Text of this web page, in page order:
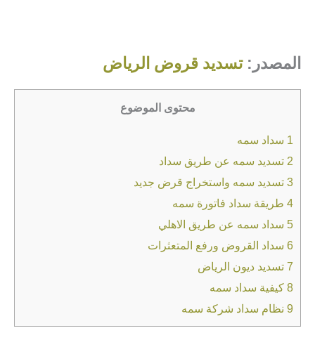
المصدر:تسديد قروض الرياض
محتوى الموضوع
1 سداد سمه
2 تسديد سمه عن طريق سداد
3 تسديد سمه واستخراج قرض جديد
4 طريقة سداد فاتورة سمه
5 سداد سمه عن طريق الاهلي
6 سداد القروض ورفع المتعثرات
7 تسديد ديون الرياض
8 كيفية سداد سمه
9 نظام سداد شركة سمه